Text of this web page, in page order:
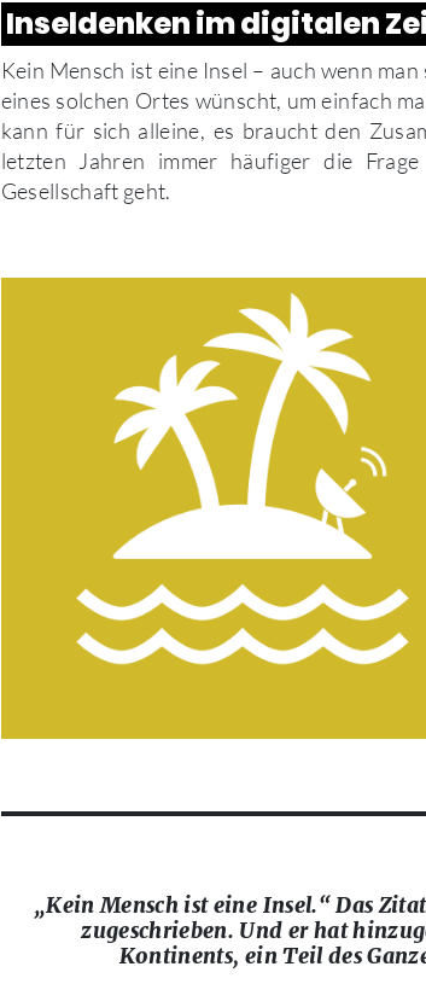
Inseldenken im digitalen
Kein Mensch ist eine Insel – auch wenn
eines solchen Ortes wünscht, um einfach
kann für sich alleine, es braucht den
letzten Jahren immer häufiger die
Gesellschaft geht.
„Kein Mensch ist eine Insel.“ Das
zugeschrieben. Und er hat
Kontinents, ein Teil des